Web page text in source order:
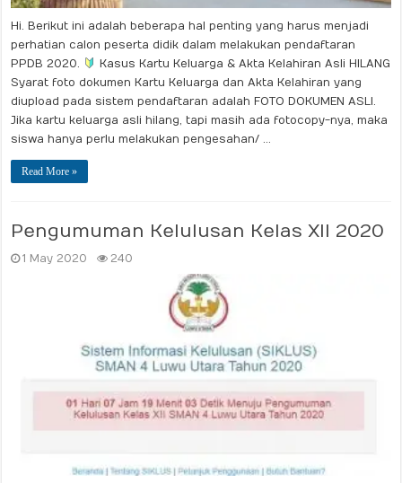
Hi. Berikut ini adalah beberapa hal penting yang harus menjadi
perhatian calon peserta didik dalam melakukan pendaftaran
PPDB 2020.
Kasus Kartu Keluarga & Akta Kelahiran Asli HILANG
Syarat foto dokumen Kartu Keluarga dan Akta Kelahiran yang
diupload pada sistem pendaftaran adalah FOTO DOKUMEN ASLI.
Jika kartu keluarga asli hilang, tapi masih ada fotocopy-nya, maka
siswa hanya perlu melakukan pengesahan/ …
Read More »
Pengumuman Kelulusan Kelas XII 2020
1 May 2020 240